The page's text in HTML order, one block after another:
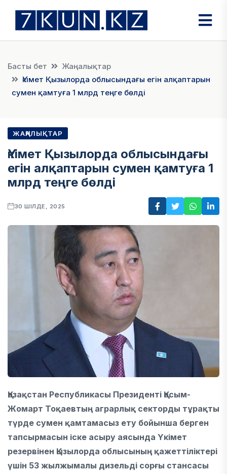
Басты бет
Жаңалықтар
Үкімет Қызылорда облысындағы егін алқаптарын
сумен қамтуға 1 млрд теңге бөлді
ЖАҢАЛЫҚТАР
Үкімет Қызылорда облысындағы
егін алқаптарын сумен қамтуға 1
млрд теңге бөлді
30 ШІЛДЕ, 2025
Қазақстан Республикасы Президенті Қасым-
Жомарт Тоқаевтың аграрлық секторды тұрақты
түрде сумен қамтамасыз ету бойынша берген
тапсырмасын іске асыру аясында Үкімет
резервінен Қызылорда облысының қажеттіліктері
үшін 53 жылжымалы дизельді сорғы стансасы